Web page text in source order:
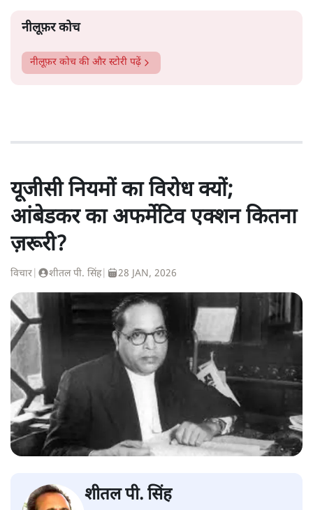
नीलूफ़र कोच
नीलूफ़र कोच की और स्टोरी पढ़ें
यूजीसी नियमों का विरोध क्यों;
आंबेडकर का अफर्मेटिव एक्शन कितना
ज़रूरी?
विचार शीतल पी. सिंह| 28 JAN, 2026
शीतल पी. सिंह